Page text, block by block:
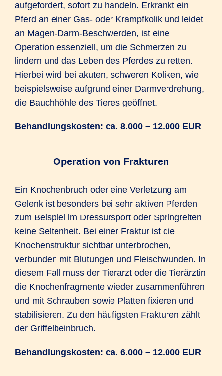
aufgefordert, sofort zu handeln. Erkrankt ein
Pferd an einer Gas- oder Krampfkolik und leidet
an Magen-Darm-Beschwerden, ist eine
Operation essenziell, um die Schmerzen zu
lindern und das Leben des Pferdes zu retten.
Hierbei wird bei akuten, schweren Koliken, wie
beispielsweise aufgrund einer Darmverdrehung,
die Bauchhöhle des Tieres geöffnet.
Behandlungskosten: ca. 8.000 – 12.000 EUR
Operation von Frakturen
Ein Knochenbruch oder eine Verletzung am
Gelenk ist besonders bei sehr aktiven Pferden
zum Beispiel im Dressursport oder Springreiten
keine Seltenheit. Bei einer Fraktur ist die
Knochenstruktur sichtbar unterbrochen,
verbunden mit Blutungen und Fleischwunden. In
diesem Fall muss der Tierarzt oder die Tierärztin
die Knochenfragmente wieder zusammenführen
und mit Schrauben sowie Platten fixieren und
stabilisieren. Zu den häufigsten Frakturen zählt
der Griffelbeinbruch.
Behandlungskosten: ca. 6.000 – 12.000 EUR